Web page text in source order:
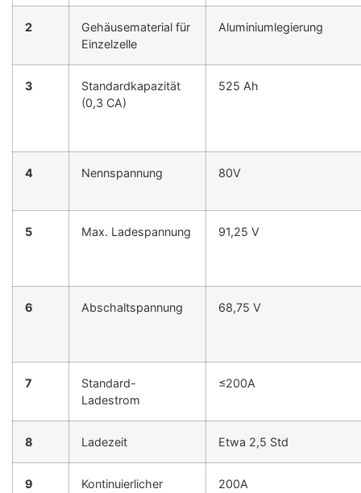
2
Gehäusematerial für
Einzelzelle
Aluminiumlegierung
3
Standardkapazität
(0,3 CA)
525 Ah
4 Nennspannung 80V
5 Max. Ladespannung 91,25 V
6 Abschaltspannung 68,75 V
7
Standard-
Ladestrom
≤200A
8 Ladezeit Etwa 2,5 Std
9
Kontinuierlicher
200A